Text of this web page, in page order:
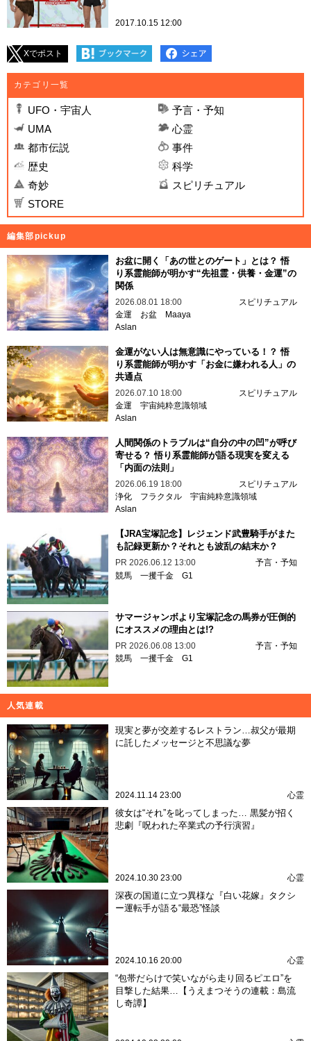
2017.10.15 12:00
Xでポスト
カテゴリ一覧
UFO・宇宙人
予言・予知
UMA
心霊
都市伝説
事件
歴史
科学
奇妙
スピリチュアル
STORE
編集部pickup
お盆に開く「あの世とのゲート」とは？ 悟
り系霊能師が明かす“先祖霊・供養・金運”の
関係
2026.08.01 18:00
スピリチュアル
金運
お盆
Maaya
Aslan
金運がない人は無意識にやっている！？ 悟
り系霊能師が明かす「お金に嫌われる人」の
共通点
2026.07.10 18:00
スピリチュアル
金運 宇宙純粋意識領域
Aslan
人間関係のトラブルは“自分の中の凹”が呼び
寄せる？ 悟り系霊能師が語る現実を変える
「内面の法則」
2026.06.19 18:00
スピリチュアル
浄化
フラクタル 宇宙純粋意識領域
Aslan
【JRA宝塚記念】レジェンド武豊騎手がまた
も記録更新か？それとも波乱の結末か？
PR 2026.06.12 13:00
予言・予知
競馬 一攫千金 G1
サマージャンボより宝塚記念の馬券が圧倒的
にオススメの理由とは!?
PR 2026.06.08 13:00
予言・予知
競馬 一攫千金 G1
人気連載
現実と夢が交差するレストラン…叔父が最期
に託したメッセージと不思議な夢
2024.11.14 23:00 心霊
彼女は“それ”を叱ってしまった… 黒髪が招く
悲劇『呪われた卒業式の予行演習』
2024.10.30 23:00 心霊
深夜の国道に立つ異様な『白い花嫁』タクシ
ー運転手が語る“最恐”怪談
2024.10.16 20:00 心霊
“包帯だらけで笑いながら走り回るピエロ”を
目撃した結果…【うえまつそうの連載：島流
し奇譚】